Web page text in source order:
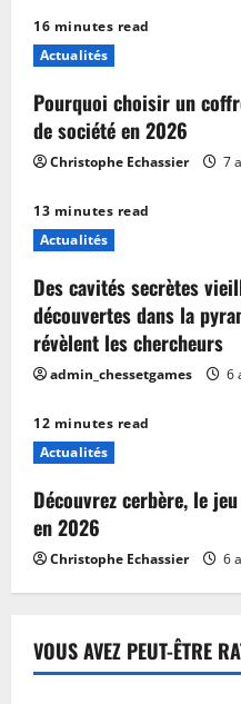
16 minutes read
Actualités
Pourquoi choisir un
de société en 2026
Christophe Echassier 7
13 minutes read
Actualités
Des cavités secrètes
découvertes dans la
révèlent les chercheurs
admin_chessetgames 6
12 minutes read
Actualités
Découvrez cerbère, le
en 2026
Christophe Echassier 6
VOUS AVEZ PEUT-ÊTRE